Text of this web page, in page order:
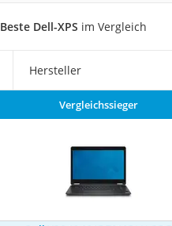
Schnurloses Telefon
Ladekabel Typ 2 Schuko
Lichtwecker
Acer Aspire
Service
Beste Dell-XPS im Vergleich
Hersteller
Vergleichssieger